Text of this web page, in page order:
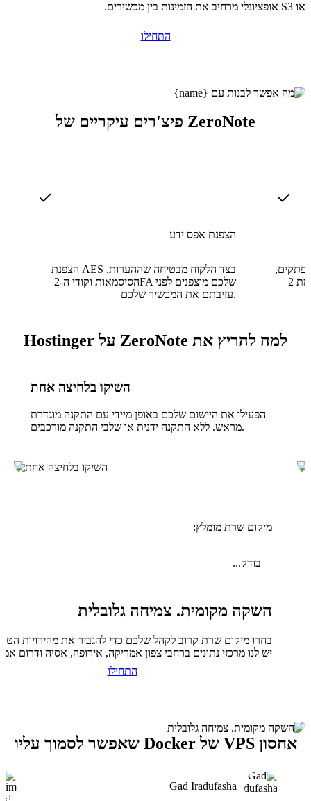
או S3 אופציונלי מרחיב את הזמינות בין מכשירים.
התחילו
פיצ'רים עיקריים של ZeroNote
הצפנת אפס ידע
הצפנת AES בצד הלקוח מבטיחה שההערות,
הסיסמאות וקודי ה-2FA שלכם מוצפנים לפני
עזיבתם את המכשיר שלכם.
פתקים,
מנהל סימניות, ו-מאמת 2FA באפליקציה אחת
למה להריץ את ZeroNote על Hostinger
השיקו בלחיצה אחת
הפעילו את היישום שלכם באופן מיידי עם התקנה מוגדרת
מראש. ללא התקנה ידנית או שלבי התקנה מורכבים.
מיקום שרת מומלץ:
בודק...
השקה מקומית. צמיחה גלובלית
בחרו מיקום שרת קרוב לקהל שלכם כדי להגביר את מהירויות
יש לנו מרכזי נתונים ברחבי צפון אמריקה, אירופה, אסיה ודרום
התחילו
אחסון VPS של Docker שאפשר לסמוך עליו
Gad Iradufasha